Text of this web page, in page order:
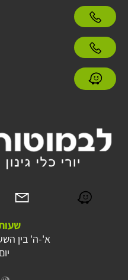
א'-ה' בין השעות 16:30